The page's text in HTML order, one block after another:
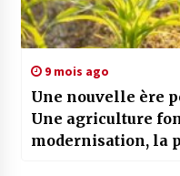
9 mois ago
Une nouvelle ère
Une agriculture
modernisation, la